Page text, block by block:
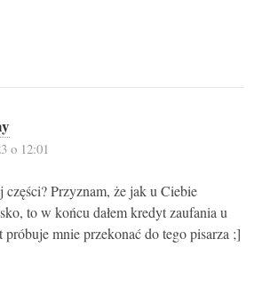
o 12:01
części? Przyznam, że jak u Ciebie
to w końcu dałem kredyt zaufania u
mnie przekonać do tego pisarza ;]